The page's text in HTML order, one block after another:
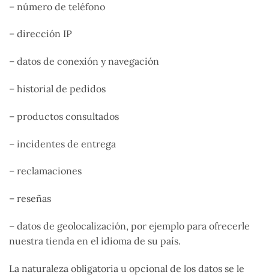
– número de teléfono
– dirección IP
– datos de conexión y navegación
– historial de pedidos
– productos consultados
– incidentes de entrega
– reclamaciones
– reseñas
– datos de geolocalización, por ejemplo para ofrecerle
nuestra tienda en el idioma de su país.
La naturaleza obligatoria u opcional de los datos se le